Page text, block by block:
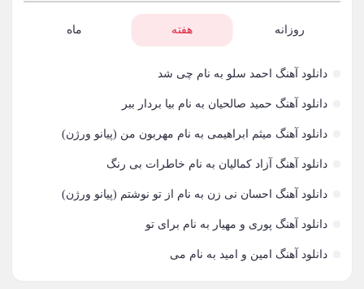
آراد عباسی
آراز آرا
آراز المان
آراز نصیری
روزانه هفته ماه
دانلود آهنگ احمد سلو به نام چی شد
دانلود آهنگ حمید صالحیان به نام بیا بردار ببر
دانلود آهنگ میثم ابراهیمی به نام مهربون من (پیانو ورژن)
دانلود آهنگ آزاد کمالیان به نام خاطرات بی رنگ
دانلود آهنگ احسان نی زن به نام از تو نوشتم (پیانو ورژن)
دانلود آهنگ پوری و مهیار به نام برای تو
دانلود آهنگ امین و امید به نام می